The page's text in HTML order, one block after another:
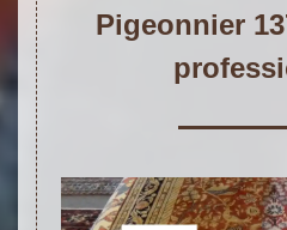
Pigeonnier